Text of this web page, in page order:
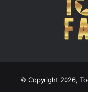
© Copyright 2026,